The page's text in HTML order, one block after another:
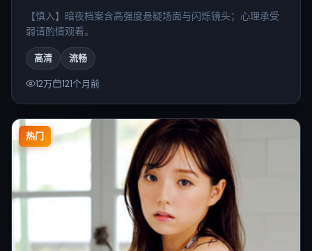
【慎入】暗夜档案含高强度悬疑场面与闪烁镜头；心理承受
弱请酌情观看。
高清 流畅
12万 121个月前
热门